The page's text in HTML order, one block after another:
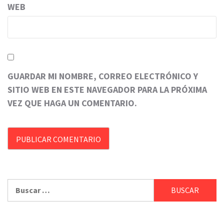
WEB
GUARDAR MI NOMBRE, CORREO ELECTRÓNICO Y
SITIO WEB EN ESTE NAVEGADOR PARA LA PRÓXIMA
VEZ QUE HAGA UN COMENTARIO.